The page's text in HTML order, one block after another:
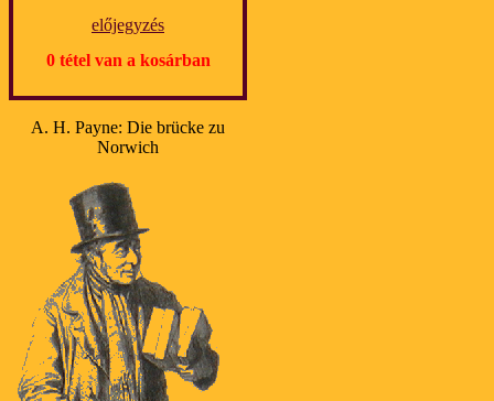
előjegyzés
0 tétel van a kosárban
A. H. Payne: Die brücke zu
Norwich